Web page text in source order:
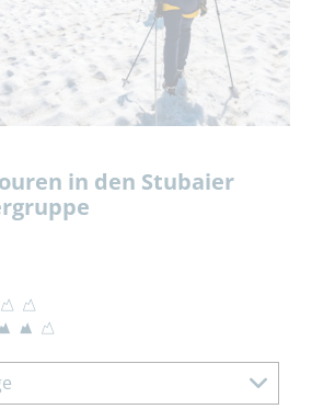
in den Stubaier